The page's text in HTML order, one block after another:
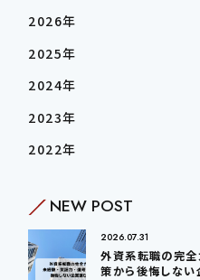
2026年
2025年
2024年
2023年
2022年
NEW POST
2026.07.31
外資系転職の完全
策から後悔しない